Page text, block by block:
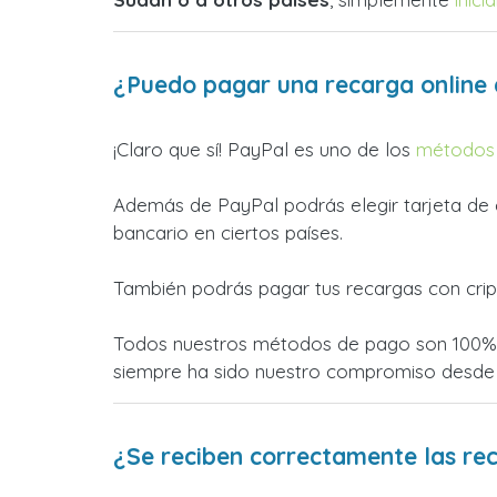
¿Puedo pagar una recarga online
¡Claro que sí! PayPal es uno de los
Además de PayPal podrás elegir tarjeta
bancario en ciertos países.
También podrás pagar tus recargas con
Todos nuestros métodos de pago son
siempre ha sido nuestro compromiso
¿Se reciben correctamente las